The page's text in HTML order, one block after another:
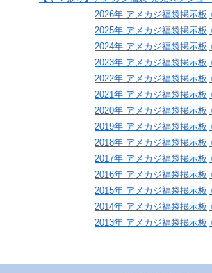
2026年 アメカジ福袋掲示板
2025年 アメカジ福袋掲示板
2024年 アメカジ福袋掲示板
2023年 アメカジ福袋掲示板
2022年 アメカジ福袋掲示板
2021年 アメカジ福袋掲示板
2020年 アメカジ福袋掲示板
2019年 アメカジ福袋掲示板
2018年 アメカジ福袋掲示板
2017年 アメカジ福袋掲示板
2016年 アメカジ福袋掲示板
2015年 アメカジ福袋掲示板
2014年 アメカジ福袋掲示板
2013年 アメカジ福袋掲示板